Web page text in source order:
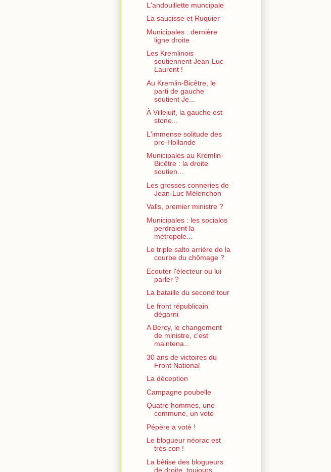
L'andouillette muncipale
La saucisse et Ruquier
Municipales : dernière
ligne droite
Les Kremlinois
soutiennent Jean-Luc
Laurent !
Au Kremlin-Bicêtre, le
parti de gauche
soutient Je...
À Villejuif, la gauche est
stone...
L'immense solitude des
pro-Hollande
Municipales au Kremlin-
Bicêtre : la droite
soutien...
Les grosses conneries de
Jean-Luc Mélenchon
Valls, premier ministre ?
Municipales : les socialos
perdraient la
métropole...
Le triple salto arrière de la
courbe du chômage ?
Ecouter l'électeur ou lui
parler ?
La bataille du second tour
Le front républicain
dégarni
A Bercy, le changement
de ministre, c'est
maintena...
30 ans de victoires du
Front National
La déception
Campagne poubelle
Quatre hommes, une
commune, un vote
Pépère a voté !
Le blogueur néorac est
très con !
La bêtise des blogueurs
de droite, toujours...